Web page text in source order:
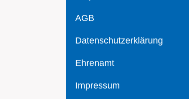
AGB
Datenschutzerklärung
Ehrenamt
Impressum